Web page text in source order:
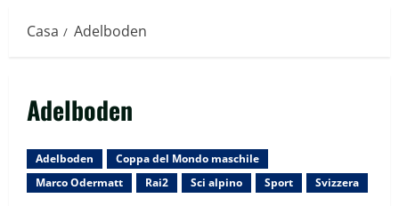
Casa Adelboden
Adelboden
Adelboden
Coppa del Mondo maschile
Marco Odermatt
Rai2 Sci alpino Sport Svizzera